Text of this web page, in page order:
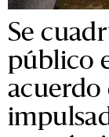
Se
público
acuerdo